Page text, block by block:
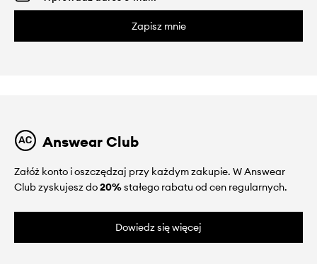
Zapisz mnie
Answear Club
Załóż konto i oszczędzaj przy każdym zakupie. W Answear
Club zyskujesz do20%stałego rabatu od cen regularnych.
Dowiedz się więcej